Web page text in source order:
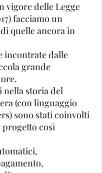
vigore delle Legge
facciamo un
quelle ancora in
incontrate dalle
grande
nella storia del
(con linguaggio
sono stati coinvolti
così